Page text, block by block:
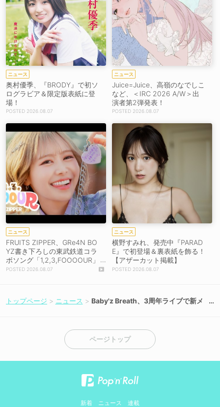
ニュース
奥村優季、『BRODY』で初ソ
ログラビア＆限定版表紙に登
場！
2026.08.07
ニュース
Juice=Juice、高嶺のなでしこ
など、＜IRC 2026 A/W＞出
演者第2弾発表！
2026.08.07
ニュース
FRUITS ZIPPER、GRe4N BO
YZ書き下ろしの東武鉄道コラ
ボソング「1,2,3,FOOOOUR」
をリリース＆MV公開！
2026.08.07
ニュース
横野すみれ、発売中『PARAD
E』で初登場＆裏表紙を飾る！
【アザーカット掲載】
2026.08.07
トップページ ニュース
Baby'z Breath、3周年ライブで新メ
ページトップ
新着 ニュース 連載